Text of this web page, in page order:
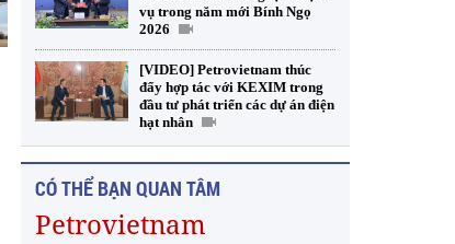
vụ trong năm mới Bính Ngọ
2026
[VIDEO] Petrovietnam thúc
đẩy hợp tác với KEXIM trong
đầu tư phát triển các dự án điện
hạt nhân
CÓ THỂ BẠN QUAN TÂM
Petrovietnam